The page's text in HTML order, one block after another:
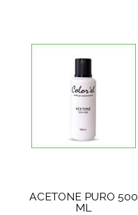
ACETONE PURO 500
ML